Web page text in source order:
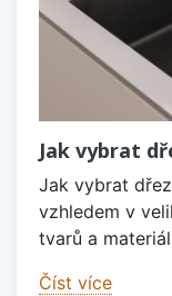
Jak vybrat
Jak vybrat
vzhledem v
tvarů a
Číst více